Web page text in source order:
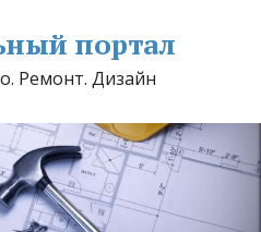
портал
Ремонт. Дизайн